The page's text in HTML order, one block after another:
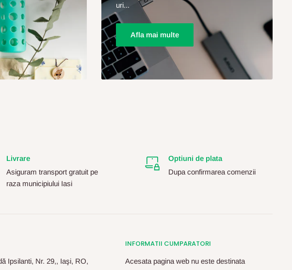
uri...
Afla mai multe
Livrare
Asiguram transport gratuit pe
raza municipiului Iasi
Optiuni de plata
Dupa confirmarea comenzii
Ipsilanti, Nr. 29,, Iaşi, RO,
INFORMATII CUMPARATORI
Acesata pagina web nu este destinata